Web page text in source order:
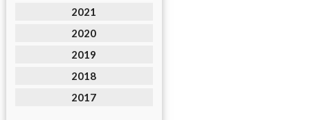
2021
2020
2019
2018
2017